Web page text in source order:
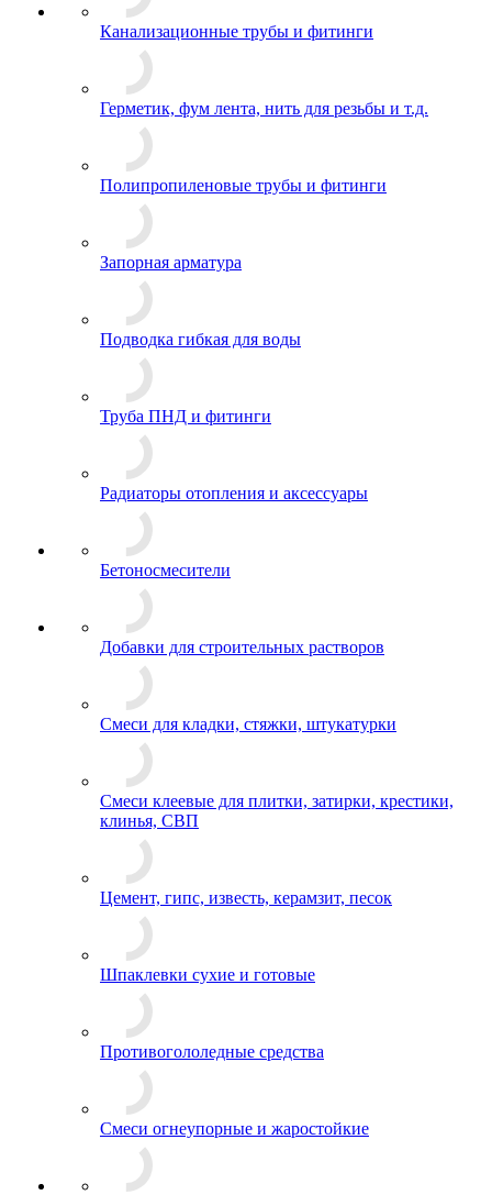
Канализационные трубы и фитинги
Герметик, фум лента, нить для резьбы и т.д.
Полипропиленовые трубы и фитинги
Запорная арматура
Подводка гибкая для воды
Труба ПНД и фитинги
Радиаторы отопления и аксессуары
Бетоносмесители
Добавки для строительных растворов
Смеси для кладки, стяжки, штукатурки
Смеси клеевые для плитки, затирки, крестики,
клинья, СВП
Цемент, гипс, известь, керамзит, песок
Шпаклевки сухие и готовые
Противогололедные средства
Смеси огнеупорные и жаростойкие